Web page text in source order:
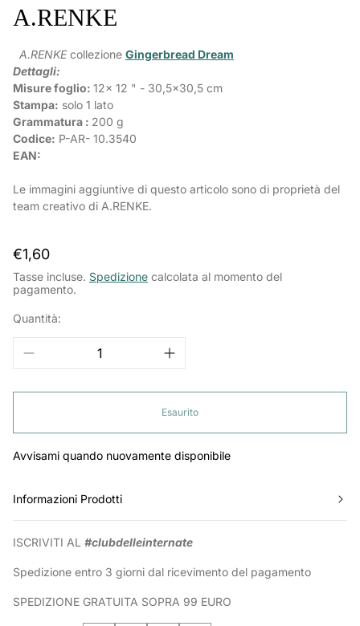
A.RENKE
A.RENKE collezione Gingerbread Dream
Dettagli:
Misure foglio: 12x 12 " - 30,5x30,5 cm
Stampa: solo 1 lato
Grammatura : 200 g
Codice: P-AR- 10.3540
EAN:
Le immagini aggiuntive di questo articolo sono di proprietà del
team creativo di A.RENKE.
Prezzo
normale
€1,60
Tasse incluse. Spedizione calcolata al momento del
pagamento.
Quantità:
Esaurito
Avvisami quando nuovamente disponibile
Informazioni Prodotti
ISCRIVITI AL #clubdelleinternate
Spedizione entro 3 giorni dal ricevimento del pagamento
SPEDIZIONE GRATUITA SOPRA 99 EURO